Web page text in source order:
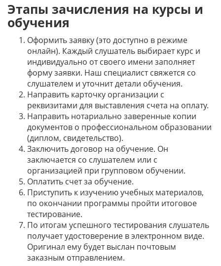
Этапы зачисления на курсы и
обучения
Оформить заявку (это доступно в режиме
онлайн). Каждый слушатель выбирает курс и
индивидуально от своего имени заполняет
форму заявки. Наш специалист свяжется со
слушателем и уточнит детали обучения.
Направить карточку организации с
реквизитами для выставления счета на оплату.
Направить нотариально заверенные копии
документов о профессиональном образовании
(диплом, свидетельство).
Заключить договор на обучение. Он
заключается со слушателем или с
организацией при групповом обучении.
Оплатить счет за обучение.
Приступить к изучению учебных материалов,
по окончании программы пройти итоговое
тестирование.
По итогам успешного тестирования слушатель
получает удостоверение в электронном виде.
Оригинал ему будет выслан почтовым
заказным отправлением.